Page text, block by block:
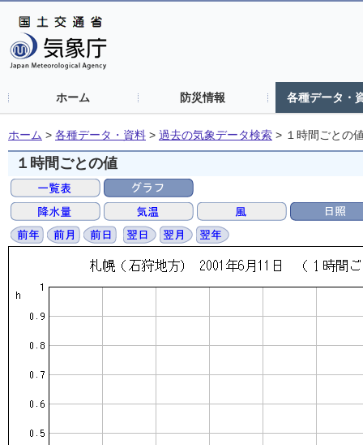
ホーム 防災情報 各種データ・
ホーム > 各種データ・資料 > 過去の気象データ検索 > １時間ごとの
１時間ごとの値